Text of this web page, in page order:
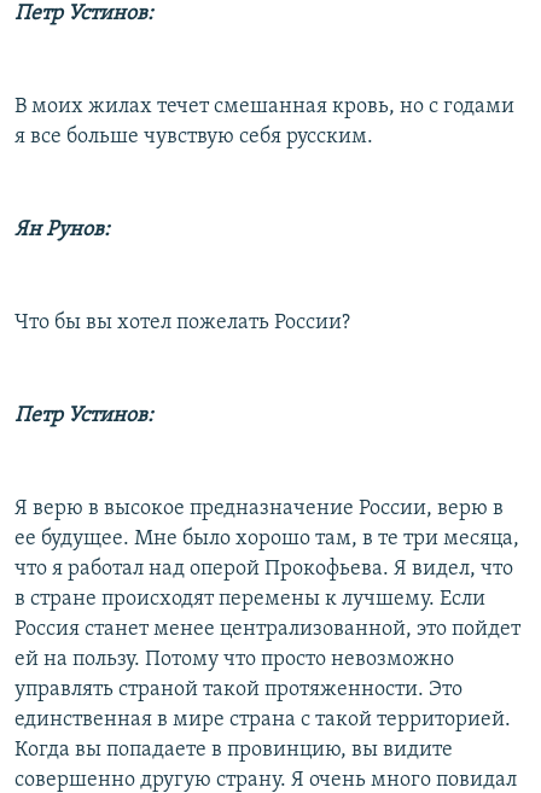
Петр Устинов:
В моих жилах течет смешанная кровь, но с годами
я все больше чувствую себя русским.
Ян Рунов:
Что бы вы хотел пожелать России?
Петр Устинов:
Я верю в высокое предназначение России, верю в
ее будущее. Мне было хорошо там, в те три месяца,
что я работал над оперой Прокофьева. Я видел, что
в стране происходят перемены к лучшему. Если
Россия станет менее централизованной, это пойдет
ей на пользу. Потому что просто невозможно
управлять страной такой протяженности. Это
единственная в мире страна с такой территорией.
Когда вы попадаете в провинцию, вы видите
совершенно другую страну. Я очень много повидал